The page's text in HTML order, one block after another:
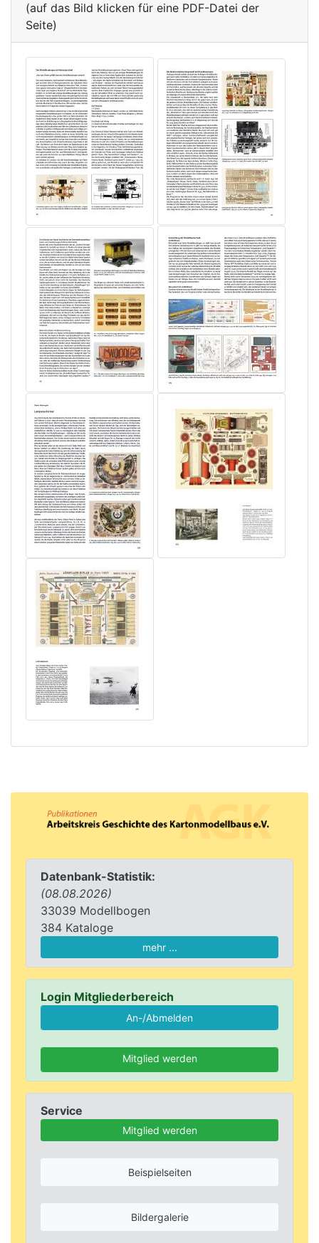
Datenbank-Statistik:
(08.08.2026)
33039 Modellbogen
384 Kataloge
mehr ...
Login Mitgliederbereich
Mitglied werden
Service
Mitglied werden
Beispielseiten
Bildergalerie
(auf das Bild klicken für eine PDF-Datei der
Seite)